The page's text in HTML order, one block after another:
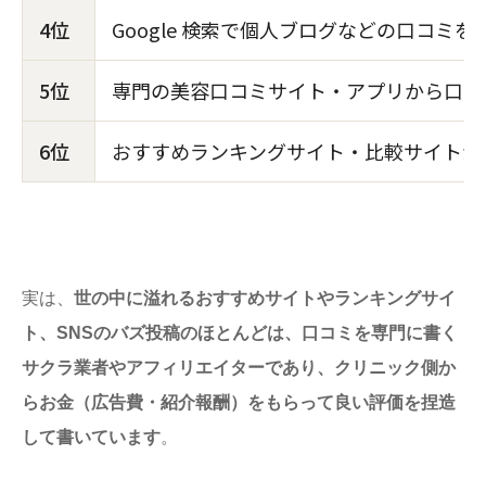
4位 Google 検索で個人ブログなどの口コミを
5位 専門の美容口コミサイト・アプリから口
6位 おすすめランキングサイト・比較サイト
実は、 世の中に溢れるおすすめサイトやランキングサイ
ト、SNSのバズ投稿のほとんどは、口コミを専門に書く
サクラ業者やアフィリエイターであり、クリニック側か
らお金（広告費・紹介報酬）をもらって良い評価を捏造
して書いています。